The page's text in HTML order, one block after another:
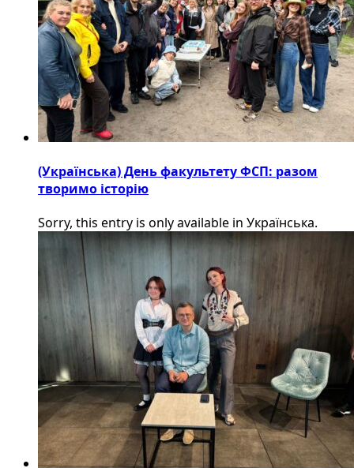
(Українська) День факультету ФСП: разом
творимо історію
Sorry, this entry is only available in Українська.